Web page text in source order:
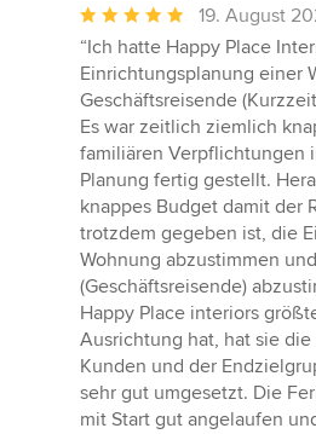
Durchschnittliche
Bewertung:
5
von
5
Sternen
19. August
“Ich hatte Happy Place
Einrichtungsplanung einer
Geschäftsreisende
Es war zeitlich ziemlich
familiären Verpflichtungen
Planung fertig gestellt.
knappes Budget damit der
trotzdem gegeben ist, die
Wohnung abzustimmen
(Geschäftsreisende)
Happy Place interiors
Ausrichtung hat, hat sie
Kunden und der
sehr gut umgesetzt. Die
mit Start gut angelaufen